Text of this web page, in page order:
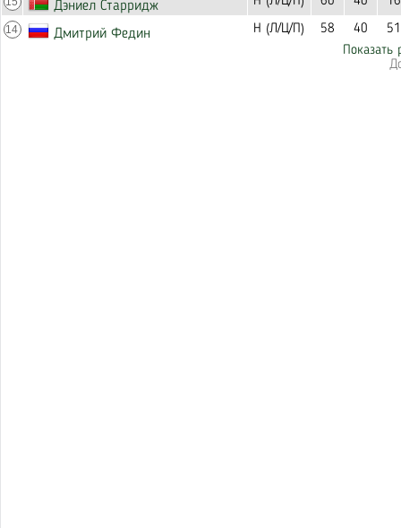
Дэниел Старридж
14 Дмитрий Федин Н (Л/Ц/П) 58 40
51
Показать